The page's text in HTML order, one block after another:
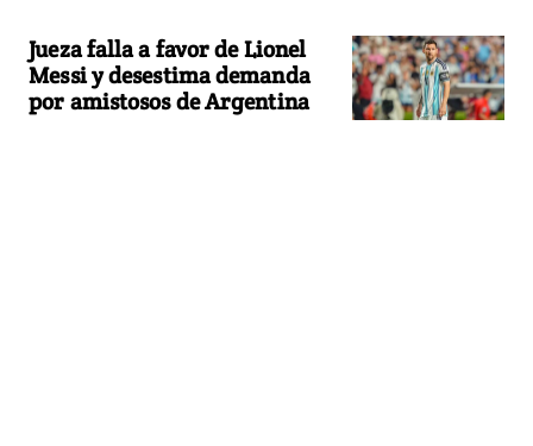
Jueza falla a favor de Lionel
Messi y desestima demanda
por amistosos de Argentina